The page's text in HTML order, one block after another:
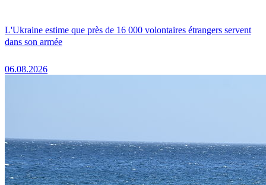
L'Ukraine estime que près de 16 000 volontaires étrangers servent
dans son armée
06.08.2026